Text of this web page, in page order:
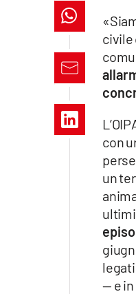
lacapitalenews.it
Vai
civile
con
un
— e